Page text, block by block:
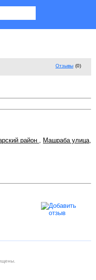
Отзывы (0)
район , Машраба улица,